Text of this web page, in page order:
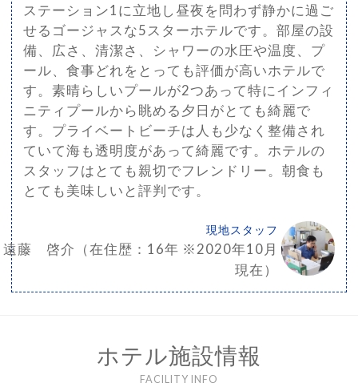
現地スタッフ
遠藤 啓介（在住歴：16年 ※2020年10月
現在）
ステーション1に立地し昼夜を問わず静かに過ご
せるゴージャスな5スターホテルです。部屋の設
備、広さ、清潔さ、シャワーの水圧や温度、プ
ール、食事どれをとっても評価が高いホテルで
す。素晴らしいプールが2つあって特にインフィ
ニティプールから眺める夕日がとても綺麗で
す。プライベートビーチは人も少なく整備され
ていて海も透明度があって綺麗です。ホテルの
スタッフはとても親切でフレンドリー。朝食も
とても美味しいと評判です。
ホテル施設情報
FACILITY INFO